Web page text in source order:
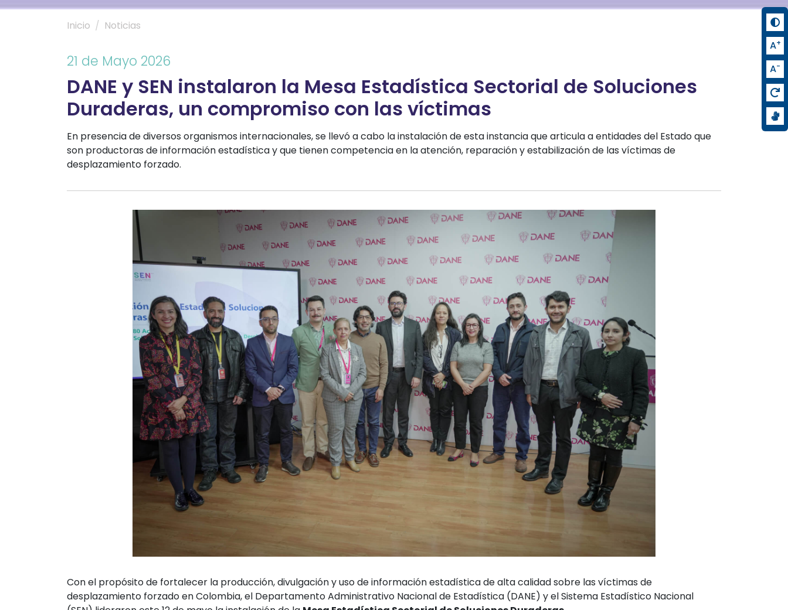
Inicio Noticias
21 de Mayo 2026
DANE y SEN instalaron la Mesa Estadística Sectorial de Soluciones
Duraderas, un compromiso con las víctimas
En presencia de diversos organismos internacionales, se llevó a cabo la instalación de esta instancia que articula a entidades del Estado que
son productoras de información estadística y que tienen competencia en la atención, reparación y estabilización de las víctimas de
desplazamiento forzado.
Con el propósito de fortalecer la producción, divulgación y uso de información estadística de alta calidad sobre las víctimas de
desplazamiento forzado en Colombia, el Departamento Administrativo Nacional de Estadística (DANE) y el Sistema Estadístico Nacional
A+
A-